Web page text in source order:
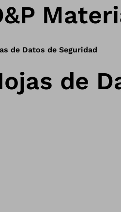
de Datos de Seguridad
de